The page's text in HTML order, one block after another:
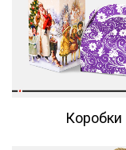
Коробки